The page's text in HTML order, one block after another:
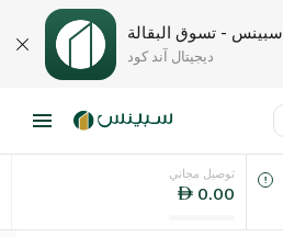
سبينس - تسوق البقالة
ديجيتال آند كود
اللغةتوصيل مجاني
0.00